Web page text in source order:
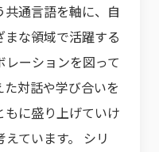
共通言語を軸に、自
な領域で活躍する
ーションを図って
対話や学び合いを
に盛り上げていけ
ています。 シリ